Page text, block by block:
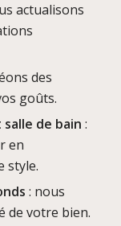
actualisons
des
goûts.
de bain :
en
style.
: nous
de votre bien.